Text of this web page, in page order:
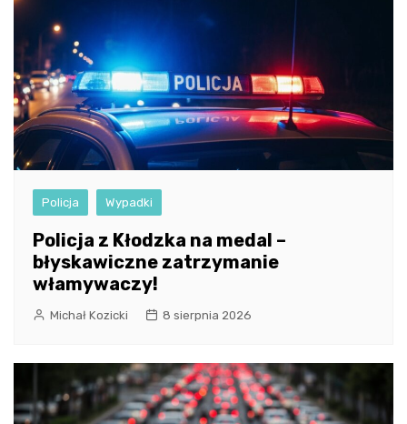
Policja Wypadki
Policja z Kłodzka na medal –
błyskawiczne zatrzymanie
włamywaczy!
Michał Kozicki 8 sierpnia 2026